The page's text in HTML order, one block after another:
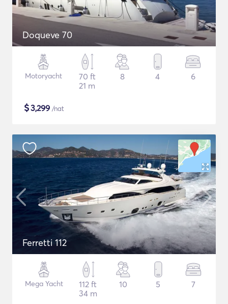
Doqueve 70
Motoryacht
70 ft
21 m
8 4 6
$3,299 /nat
Ferretti 112
Mega Yacht
112 ft
34 m
10 5 7